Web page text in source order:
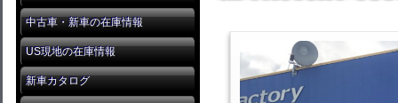
中古車・新車の在庫情報
US現地の在庫情報
新車カタログ